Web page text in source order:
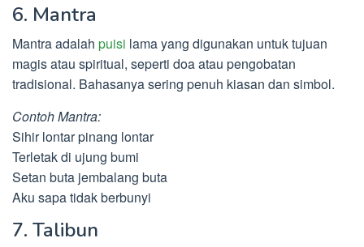
6. Mantra
Mantra adalah puisi lama yang digunakan untuk tujuan
magis atau spiritual, seperti doa atau pengobatan
tradisional. Bahasanya sering penuh kiasan dan simbol.
Contoh Mantra:
Sihir lontar pinang lontar
Terletak di ujung bumi
Setan buta jembalang buta
Aku sapa tidak berbunyi
7. Talibun